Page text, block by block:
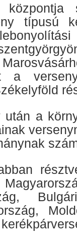
központja
típusú
a
után a